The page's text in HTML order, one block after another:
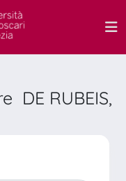
DE RUBEIS,